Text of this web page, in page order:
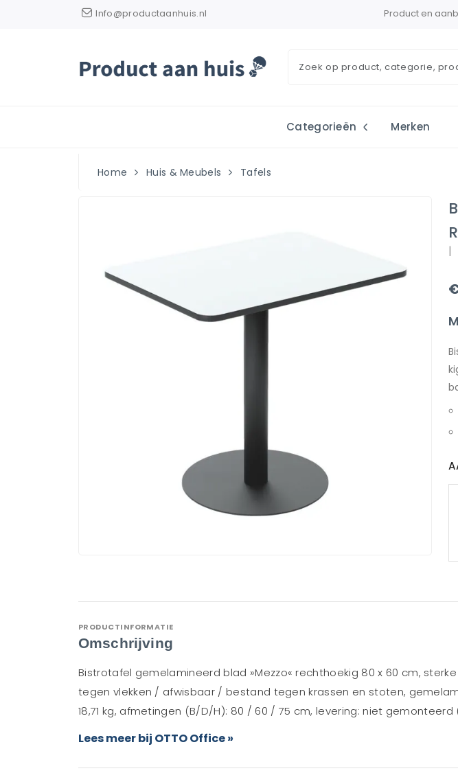
Info@productaanhuis.nl Product en
Categorieën Merken
Home Huis & Meubels Tafels
|
PRODUCTINFORMATIE
Omschrijving
Bistrotafel gemelamineerd blad »Mezzo« rechthoekig 80 x 60 cm,
tegen vlekken / afwisbaar / bestand tegen krassen en stoten,
18,71 kg, afmetingen (B/D/H): 80 / 60 / 75 cm, levering: niet
Lees meer bij OTTO Office »